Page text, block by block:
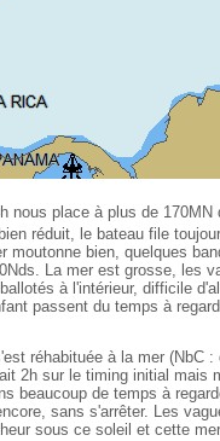
nous place à plus de
réduit, le bateau file
moutonne bien, quelques
La mer est grosse, les
à l'intérieur, difficile
passent du temps à
réhabituée à la mer (NbC
2h sur le timing initial mais
beaucoup de temps à
sans s'arrêter. Les
sous ce soleil et cette